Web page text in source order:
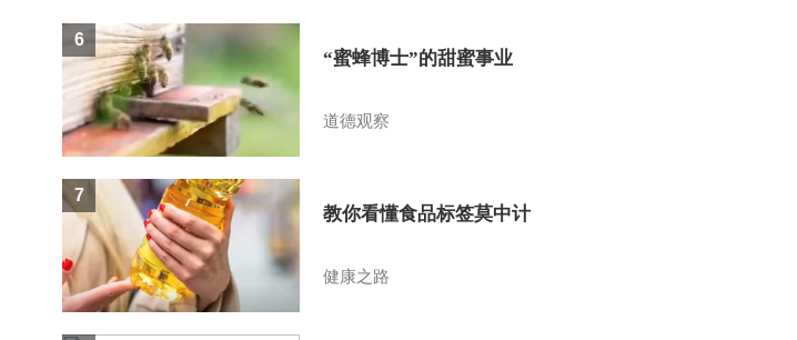
“蜜蜂博士”的甜蜜事业
道德观察
6
教你看懂食品标签莫中计
健康之路
7